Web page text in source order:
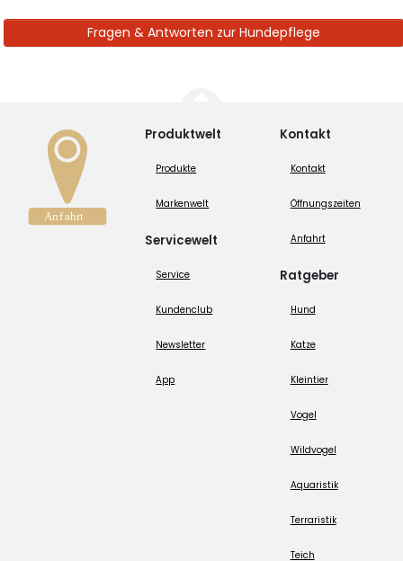
Fragen & Antworten zur Hundepflege
Produktwelt
Produkte
Markenwelt
Servicewelt
Service
Kundenclub
Newsletter
App
Kontakt
Kontakt
Öffnungszeiten
Anfahrt
Ratgeber
Hund
Katze
Kleintier
Vogel
Wildvogel
Aquaristik
Terraristik
Teich